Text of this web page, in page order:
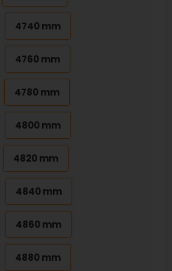
4740 mm
4760 mm
4780 mm
4800 mm
4820 mm
4840 mm
4860 mm
4880 mm